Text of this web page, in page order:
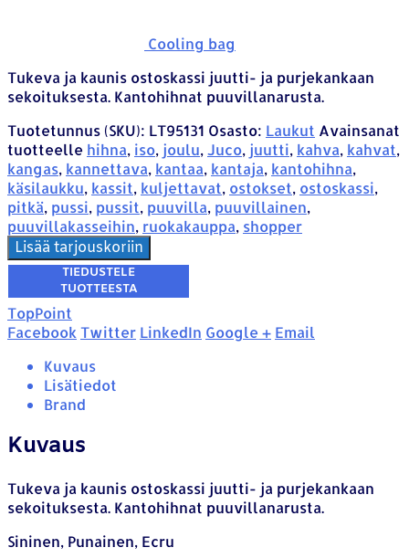
Cooling bag
Tukeva ja kaunis ostoskassi juutti- ja purjekankaan
sekoituksesta. Kantohihnat puuvillanarusta.
Tuotetunnus (SKU): LT95131 Osasto: Laukut Avainsanat
tuotteelle hihna, iso, joulu,Juco, juutti, kahva, kahvat,
kangas, kannettava, kantaa, kantaja, kantohihna,
käsilaukku, kassit, kuljettavat, ostokset, ostoskassi,
pitkä, pussi, pussit, puuvilla, puuvillainen,
puuvillakasseihin, ruokakauppa, shopper
Lisää tarjouskoriin
TopPoint
Facebook Twitter LinkedIn Google + Email
Kuvaus
Lisätiedot
Brand
Kuvaus
Tukeva ja kaunis ostoskassi juutti- ja purjekankaan
sekoituksesta. Kantohihnat puuvillanarusta.
Sininen, Punainen, Ecru